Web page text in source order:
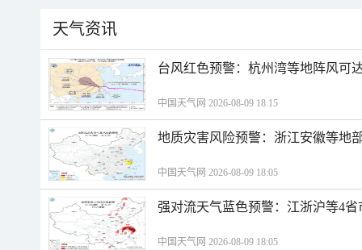
天气资讯
台风红色预警：杭州湾等地阵风可
中国天气网 2026-08-09 18:15
地质灾害风险预警：浙江安徽等地
中国天气网 2026-08-09 18:05
强对流天气蓝色预警：江浙沪等4
中国天气网 2026-08-09 18:05